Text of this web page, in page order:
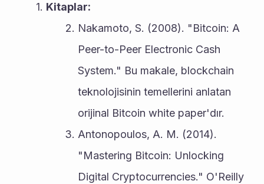
Kitaplar:
Nakamoto, S. (2008). "Bitcoin: A
Peer-to-Peer Electronic Cash
System." Bu makale, blockchain
teknolojisinin temellerini anlatan
orijinal Bitcoin white paper'dır.
Antonopoulos, A. M. (2014).
"Mastering Bitcoin: Unlocking
Digital Cryptocurrencies." O'Reilly